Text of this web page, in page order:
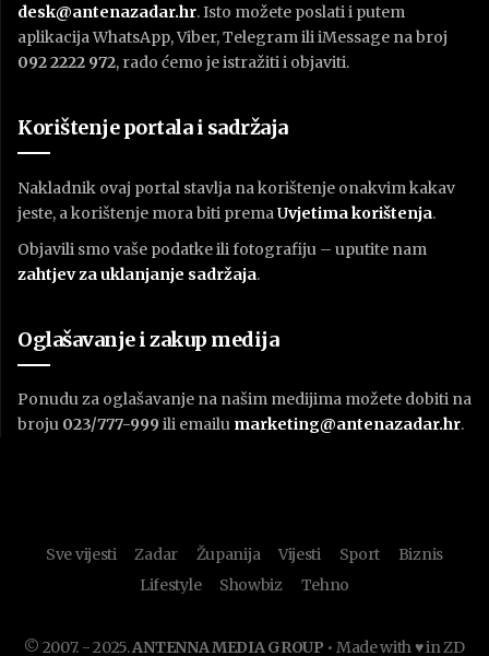
desk@antenazadar.hr. Isto možete poslati i putem
aplikacija WhatsApp, Viber, Telegram ili iMessage na broj
092 2222 972, rado ćemo je istražiti i objaviti.
Korištenje portala i sadržaja
Nakladnik ovaj portal stavlja na korištenje onakvim kakav
jeste, a korištenje mora biti premaUvjetima korištenja.
Objavili smo vaše podatke ili fotografiju – uputite nam
zahtjev za uklanjanje sadržaja.
Oglašavanje i zakup medija
Ponudu za oglašavanje na našim medijima možete dobiti na
broju 023/777-999 ili emailu marketing@antenazadar.hr.
Sve vijesti Zadar Županija Vijesti Sport
Biznis
Lifestyle
Showbiz Tehno
© 2007. - 2025.ANTENNA MEDIA GROUP • Made with ♥ in ZD